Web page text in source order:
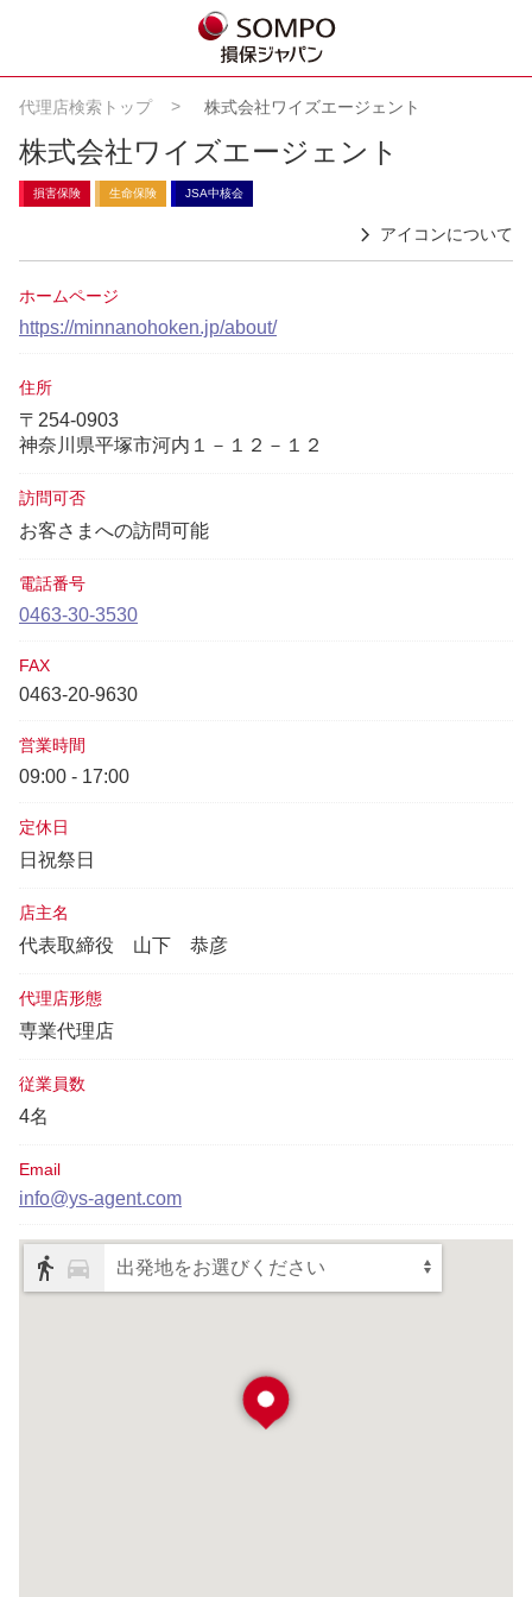
代理店検索トップ 株式会社ワイズエージェント
株式会社ワイズエージェント
損害保険 生命保険 JSA中核会
アイコンについて
ホームページ
https://minnanohoken.jp/about/
住所
〒254-0903
神奈川県平塚市河内１－１２－１２
訪問可否
お客さまへの訪問可能
電話番号
0463-30-3530
FAX
0463-20-9630
営業時間
09:00 - 17:00
定休日
日祝祭日
店主名
代表取締役 山下 恭彦
代理店形態
専業代理店
従業員数
4名
Email
info@ys-agent.com
出発地をお選びください